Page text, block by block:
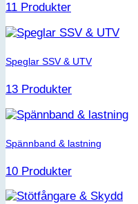
11 Produkter
Speglar SSV & UTV
13 Produkter
Spännband & lastning
10 Produkter